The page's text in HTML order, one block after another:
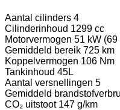
Aantal cilinders 4
Cilinderinhoud 1299 cc
Motorvermogen 51 kW (69
Gemiddeld bereik 725 km
Koppelvermogen 106 Nm
Tankinhoud 45L
Aantal versnellingen 5
Gemiddeld
CO₂ uitstoot 147 g/km